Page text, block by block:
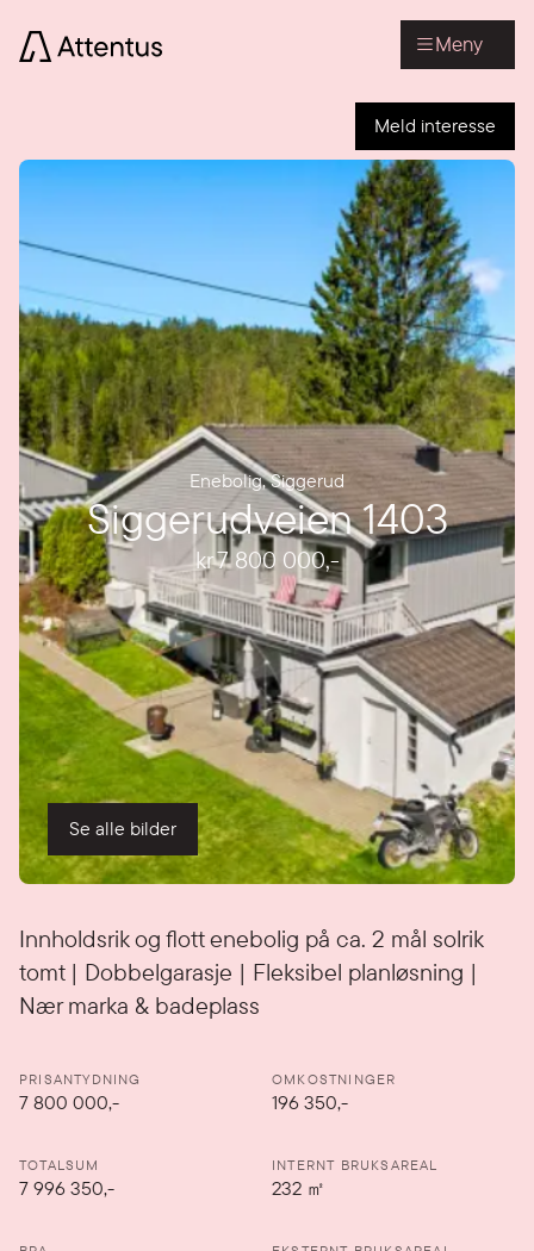
Meny
Meld interesse
Enebolig,Siggerud
Siggerudveien 1403
kr 7 800 000,-
Se alle bilder
Innholdsrik og flott enebolig på ca. 2 mål solrik
tomt | Dobbelgarasje | Fleksibel planløsning |
Nær marka & badeplass
Detaljer
PRISANTYDNING
7 800 000,-
OMKOSTNINGER
196 350,-
TOTALSUM
7 996 350,-
INTERNT BRUKSAREAL
232 ㎡